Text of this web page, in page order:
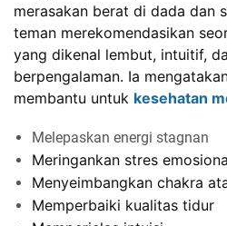
merasakan berat di dada dan
teman merekomendasikan
yang dikenal lembut, intuitif,
berpengalaman. Ia
membantu untuk kesehatan
Melepaskan energi stagnan
Meringankan stres
Menyeimbangkan chakra
Memperbaiki kualitas tidur